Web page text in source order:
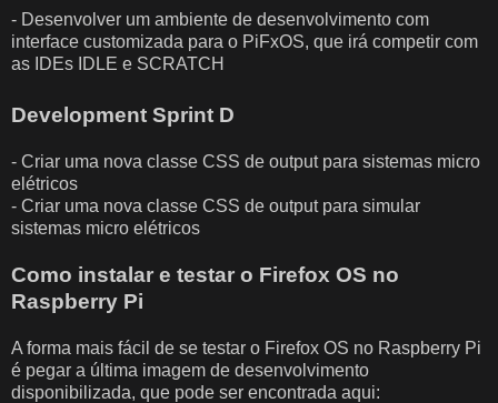
- Desenvolver um ambiente de desenvolvimento com
interface customizada para o PiFxOS, que irá competir com
as IDEs IDLE e SCRATCH
Development Sprint D
- Criar uma nova classe CSS de output para sistemas micro
elétricos
- Criar uma nova classe CSS de output para simular
sistemas micro elétricos
Como instalar e testar o Firefox OS no
Raspberry Pi
A forma mais fácil de se testar o Firefox OS no Raspberry Pi
é pegar a última imagem de desenvolvimento
disponibilizada, que pode ser encontrada aqui: